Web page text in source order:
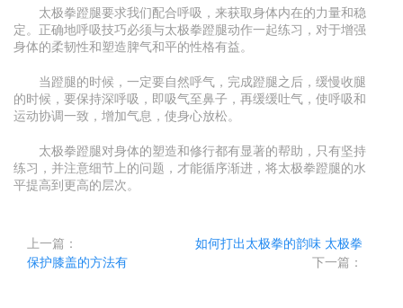
太极拳蹬腿要求我们配合呼吸，来获取身体内在的力量和稳
定。正确地呼吸技巧必须与太极拳蹬腿动作一起练习，对于增强
身体的柔韧性和塑造脾气和平的性格有益。
当蹬腿的时候，一定要自然呼气，完成蹬腿之后，缓慢收腿
的时候，要保持深呼吸，即吸气至鼻子，再缓缓吐气，使呼吸和
运动协调一致，增加气息，使身心放松。
太极拳蹬腿对身体的塑造和修行都有显著的帮助，只有坚持
练习，并注意细节上的问题，才能循序渐进，将太极拳蹬腿的水
平提高到更高的层次。
上一篇：
如何打出太极拳的韵味
下一篇：
太极拳
保护膝盖的方法有